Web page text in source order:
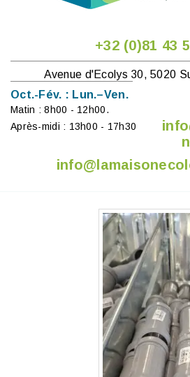
+32 (0)81 43
Avenue d'Ecolys 30, 5020
Oct.-Fév. : Lun.–Ven.
Matin : 8h00 - 12h00.
Après-midi : 13h00 - 17h30